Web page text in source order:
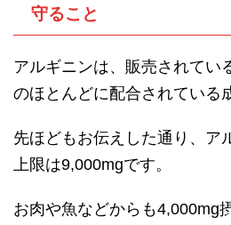
守ること
アルギニンは、販売されてい
のほとんどに配合されている
先ほどもお伝えした通り、ア
上限は9,000mgです。
お肉や魚などからも4,000mg